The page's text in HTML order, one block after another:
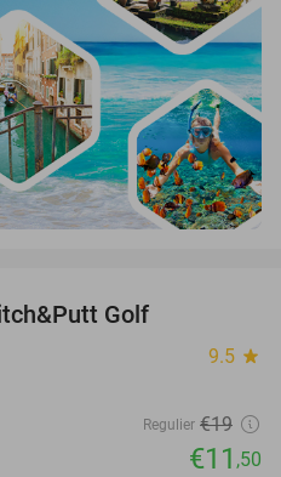
Golf
9.5 star
Regulier €19
€11 ,50